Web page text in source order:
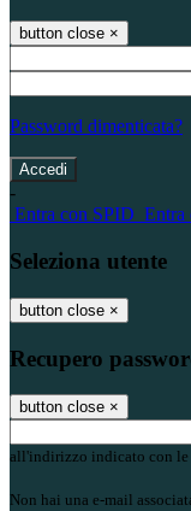
button close ×
Password dimenticata?
-
Entra con SPID Entra
Seleziona utente
button close ×
Recupero
button close ×
all'indirizzo indicato con le
Non hai una e-mail